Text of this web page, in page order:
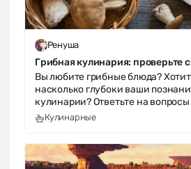
Ренуша
Грибная кулинария: проверьте
Вы любите грибные блюда?
насколько глубоки ваши
кулинарии? Ответьте на вопросы
Кулинарные